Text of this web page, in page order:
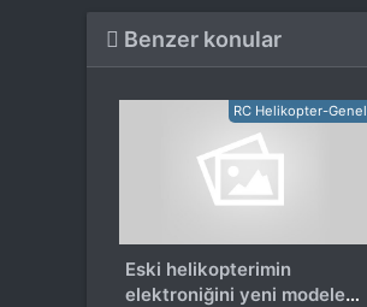
Benzer konular
RC Helikopter-Genel
Eski helikopterimin
elektroniğini yeni modele